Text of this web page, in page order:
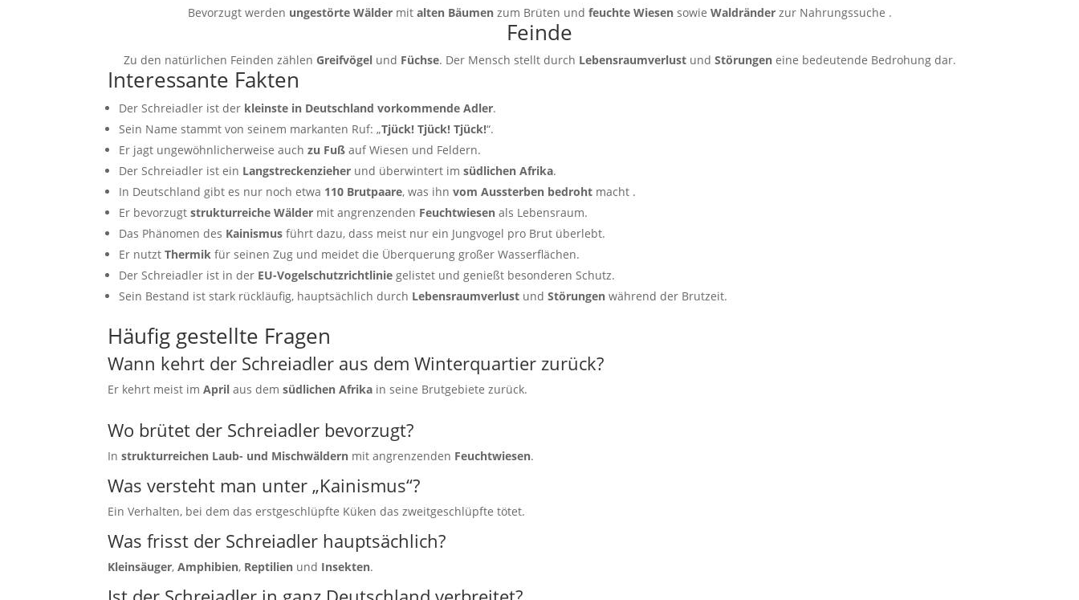
Bevorzugt werden ungestörte Wäldermit alten Bäumenzum Brüten und feuchte Wiesensowie Waldränderzur Nahrungssuche .
Feinde
Zu den natürlichen Feinden zählen Greifvögelund Füchse. Der Mensch stellt durch Lebensraumverlustund Störungeneine bedeutende Bedrohung dar.
Interessante Fakten
Der Schreiadler ist der kleinste in Deutschland vorkommende Adler.
Sein Name stammt von seinem markanten Ruf: „Tjück! Tjück! Tjück!“.
Er jagt ungewöhnlicherweise auchzu Fuß auf Wiesen und Feldern.
Der Schreiadler ist ein Langstreckenzieher und überwintert imsüdlichen Afrika.
In Deutschland gibt es nur noch etwa 110 Brutpaare, was ihnvom Aussterben bedroht macht .
Er bevorzugtstrukturreiche Wälder mit angrenzenden Feuchtwiesen als Lebensraum.
Das Phänomen des Kainismus führt dazu, dass meist nur ein Jungvogel pro Brut überlebt.
Er nutztThermik für seinen Zug und meidet die Überquerung großer Wasserflächen.
Der Schreiadler ist in der EU-Vogelschutzrichtlinie gelistet und genießt besonderen Schutz.
Sein Bestand ist stark rückläufig, hauptsächlich durch Lebensraumverlust undStörungen während der Brutzeit.
Häufig gestellte Fragen
Wann kehrt der Schreiadler aus dem Winterquartier zurück?
Er kehrt meist imApril aus demsüdlichen Afrika in seine Brutgebiete zurück.
Wo brütet der Schreiadler bevorzugt?
Instrukturreichen Laub- und Mischwäldern mit angrenzenden Feuchtwiesen.
Was versteht man unter „Kainismus“?
Ein Verhalten, bei dem das erstgeschlüpfte Küken das zweitgeschlüpfte tötet.
Was frisst der Schreiadler hauptsächlich?
Kleinsäuger,Amphibien, Reptilien und Insekten.